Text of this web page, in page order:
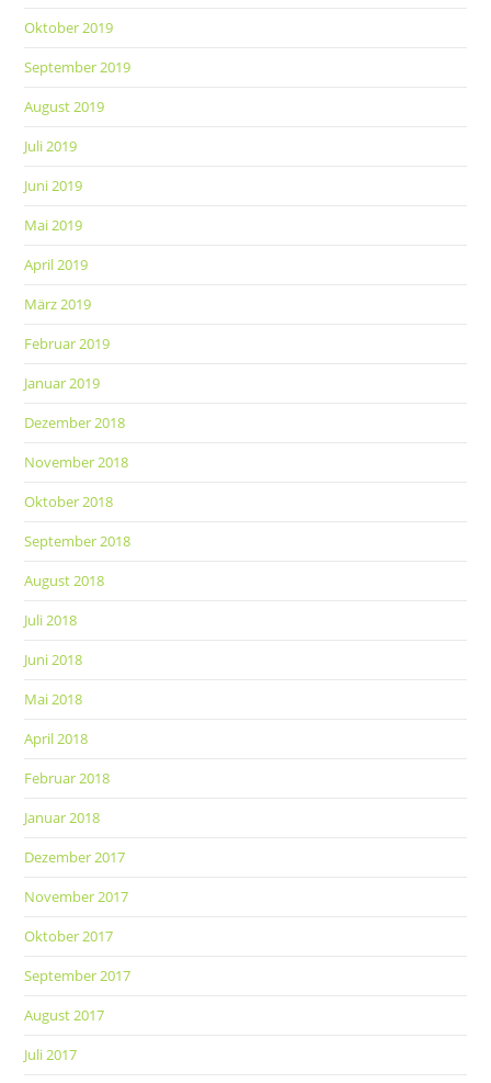
Oktober 2019
September 2019
August 2019
Juli 2019
Juni 2019
Mai 2019
April 2019
März 2019
Februar 2019
Januar 2019
Dezember 2018
November 2018
Oktober 2018
September 2018
August 2018
Juli 2018
Juni 2018
Mai 2018
April 2018
Februar 2018
Januar 2018
Dezember 2017
November 2017
Oktober 2017
September 2017
August 2017
Juli 2017